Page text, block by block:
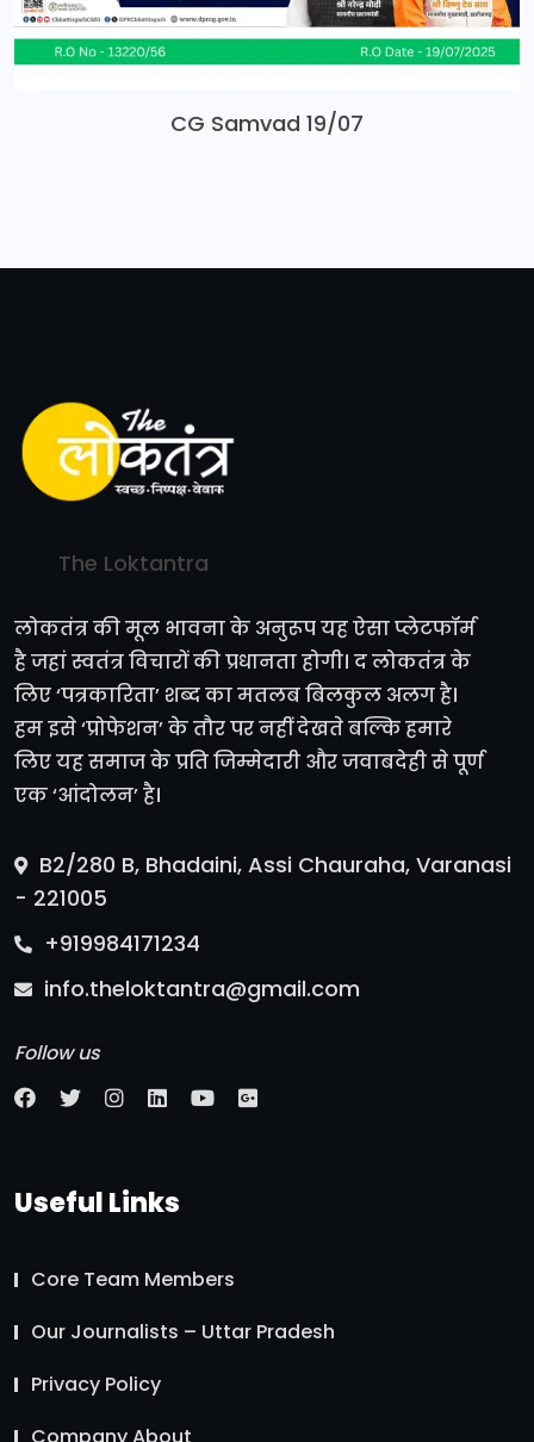
CG Samvad 19/07
The Loktantra
लोकतंत्र की मूल भावना के अनुरूप यह ऐसा प्लेटफॉर्म
है जहां स्वतंत्र विचारों की प्रधानता होगी। द लोकतंत्र के
लिए ‘पत्रकारिता’ शब्द का मतलब बिलकुल अलग है।
हम इसे ‘प्रोफेशन’ के तौर पर नहीं देखते बल्कि हमारे
लिए यह समाज के प्रति जिम्मेदारी और जवाबदेही से पूर्ण
एक ‘आंदोलन’ है।
B2/280 B, Bhadaini, Assi Chauraha, Varanasi
- 221005
+919984171234
info.theloktantra@gmail.com
Follow us
Useful Links
Core Team Members
Our Journalists – Uttar Pradesh
Privacy Policy
Company About